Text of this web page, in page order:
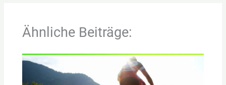
Ähnliche Beiträge: